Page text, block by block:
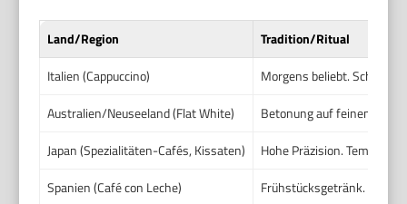
Land/Region
Tradition/Ritual
Italien (Cappuccino)
Morgens beliebt. Schaum
Australien/Neuseeland (Flat White)
Betonung auf feinem,
Japan (Spezialitäten-Cafés, Kissaten)
Hohe Präzision.
Spanien (Café con Leche)
Frühstücksgetränk. Milch